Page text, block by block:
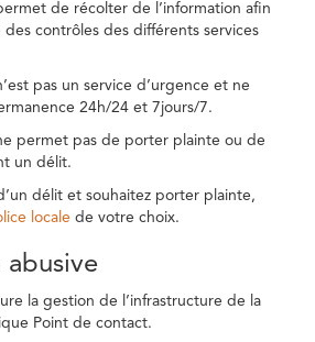
de récolter de l’information afin
des contrôles des différents services
pas un service d’urgence et ne
24h/24 et 7jours/7.
permet pas de porter plainte ou de
un délit.
délit et souhaitez porter plainte,
locale de votre choix.
abusive
la gestion de l’infrastructure de la
Point de contact.